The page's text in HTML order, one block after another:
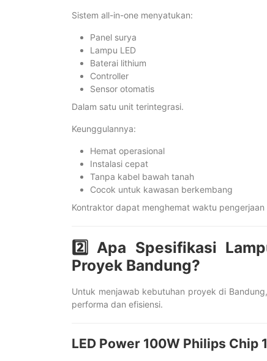
Sistem all-in-one menyatukan:
Panel surya
Lampu LED
Baterai lithium
Controller
Sensor otomatis
Dalam satu unit terintegrasi.
Keunggulannya:
Hemat operasional
Instalasi cepat
Tanpa kabel bawah tanah
Cocok untuk kawasan berkembang
Kontraktor dapat menghemat waktu
2️⃣ Apa Spesifikasi
Proyek Bandung?
Untuk menjawab kebutuhan proyek di
performa dan efisiensi.
LED Power 100W Philips Chip